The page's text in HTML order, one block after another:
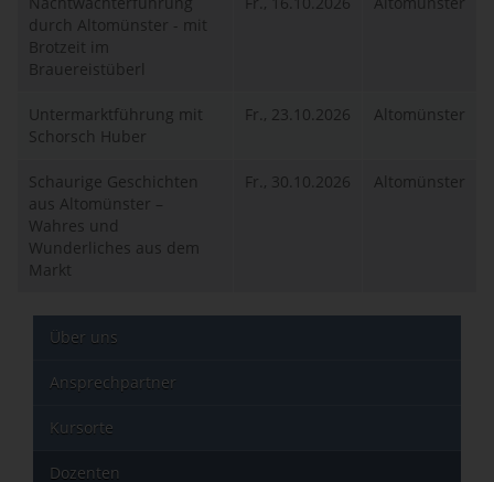
durch Altomünster - mit
Brotzeit im
Brauereistüberl
Untermarktführung mit
Schorsch Huber
Fr., 23.10.2026 Altomünster
Schaurige Geschichten
aus Altomünster –
Wahres und
Wunderliches aus dem
Markt
Fr., 30.10.2026 Altomünster
Über uns
Ansprechpartner
Kursorte
Dozenten